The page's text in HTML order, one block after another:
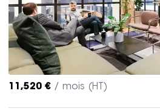
11,520 € / mois (HT)